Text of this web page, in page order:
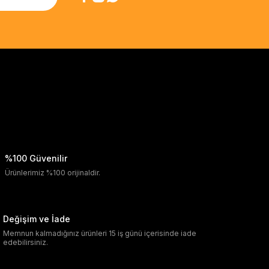
%100 Güvenilir
Ürünlerimiz %100 orijinaldir.
Değişim ve İade
Memnun kalmadığınız ürünleri 15 iş günü içerisinde iade
edebilirsiniz.